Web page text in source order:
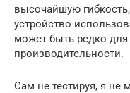
высочайшую
устройство
может быть редко
производительности.
Сам не тестируя, я не